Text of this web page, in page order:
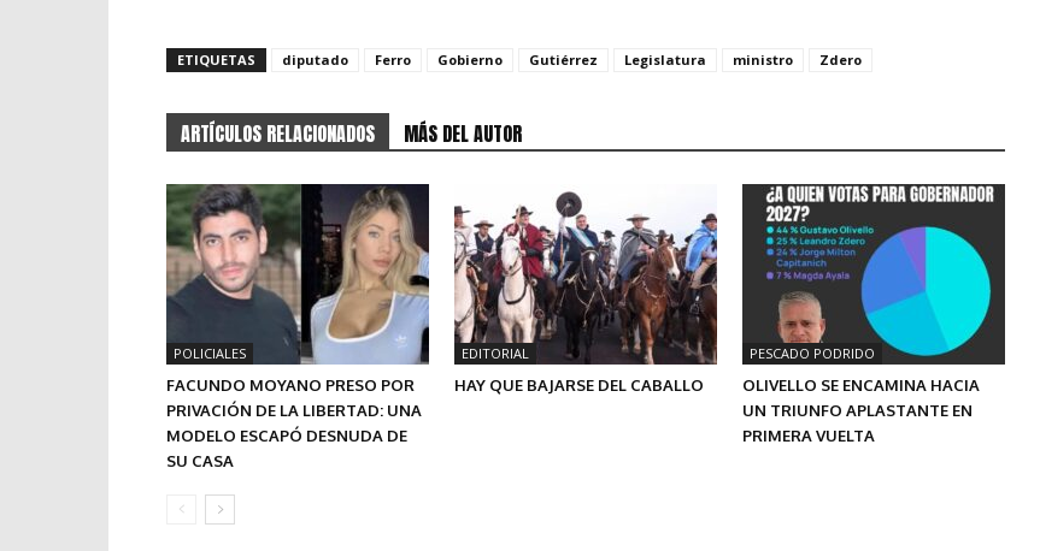
ETIQUETAS diputado Ferro Gobierno Gutiérrez Legislatura ministro Zdero
ARTÍCULOS RELACIONADOS MÁS DEL AUTOR
POLICIALES
FACUNDO MOYANO PRESO POR
PRIVACIÓN DE LA LIBERTAD: UNA
MODELO ESCAPÓ DESNUDA DE
SU CASA
EDITORIAL
HAY QUE BAJARSE DEL CABALLO
PESCADO PODRIDO
OLIVELLO SE ENCAMINA HACIA
UN TRIUNFO APLASTANTE EN
PRIMERA VUELTA